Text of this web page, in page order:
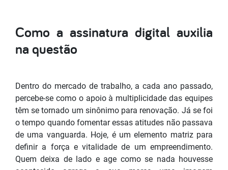
Como a assinatura digital auxilia
na questão
Dentro do mercado de trabalho, a cada ano passado,
percebe-se como o apoio à multiplicidade das equipes
têm se tornado um sinônimo para renovação. Já se foi
o tempo quando fomentar essas atitudes não passava
de uma vanguarda. Hoje, é um elemento matriz para
definir a força e vitalidade de um empreendimento.
Quem deixa de lado e age como se nada houvesse